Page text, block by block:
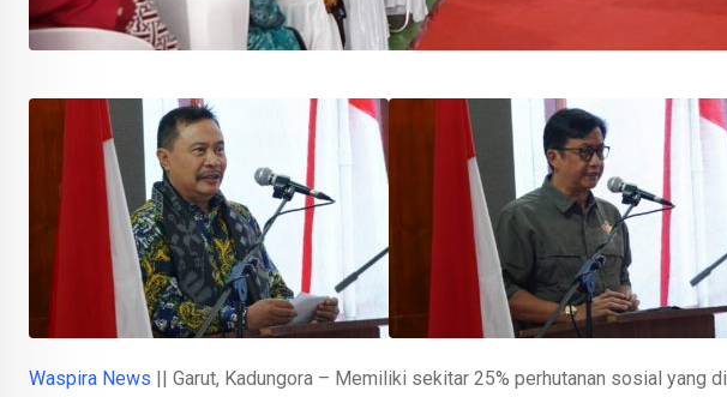
Waspira News || Garut, Kadungora – Memiliki sekitar 25% perhutanan sosial yang